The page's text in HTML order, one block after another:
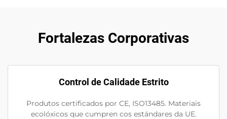
Fortalezas Corporativas
Control de Calidade Estrito
Produtos certificados por CE, ISO13485. Materiais
ecolóxicos que cumpren cos estándares da UE.